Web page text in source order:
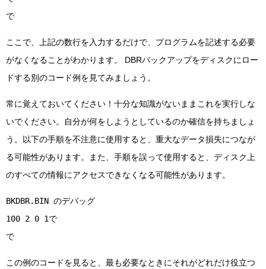
で
ここで、上記の数行を入力するだけで、プログラムを記述する必要
がなくなることがわかります。 DBRバックアップをディスクにロー
ドする別のコード例を見てみましょう。
常に覚えておいてください！十分な知識がないままこれを実行しな
いでください。自分が何をしようとしているのか確信を持ちましょ
う。以下の手順を不注意に使用すると、重大なデータ損失につなが
る可能性があります。また、手順を誤って使用すると、ディスク上
のすべての情報にアクセスできなくなる可能性があります。
BKDBR.BIN のデバッグ
100 2 0 1で
で
この例のコードを見ると、最も必要なときにそれがどれだけ役立つ